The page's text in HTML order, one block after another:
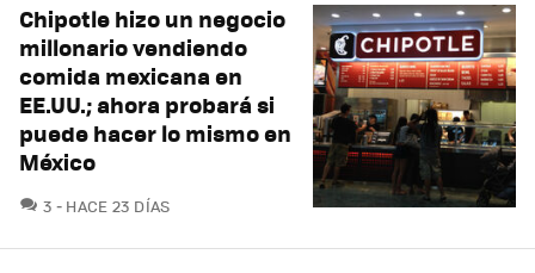
Chipotle hizo un negocio
millonario vendiendo
comida mexicana en
EE.UU.; ahora probará si
puede hacer lo mismo en
México
3 COMENTARIOS
HACE 23 DÍAS